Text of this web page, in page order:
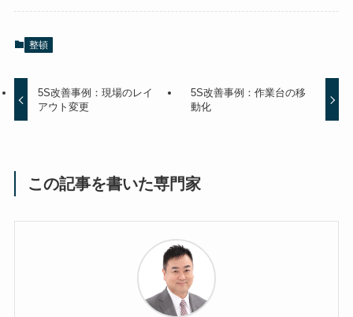
整頓
5S改善事例：現場のレイ
アウト変更
5S改善事例：作業台の移
動化
この記事を書いた専門家